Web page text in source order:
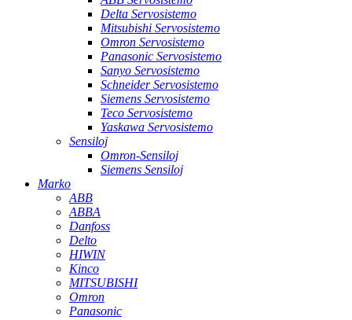
Delta Servosistemo
Mitsubishi Servosistemo
Omron Servosistemo
Panasonic Servosistemo
Sanyo Servosistemo
Schneider Servosistemo
Siemens Servosistemo
Teco Servosistemo
Yaskawa Servosistemo
Sensiloj
Omron-Sensiloj
Siemens Sensiloj
Marko
ABB
ABBA
Danfoss
Delto
HIWIN
Kinco
MITSUBISHI
Omron
Panasonic